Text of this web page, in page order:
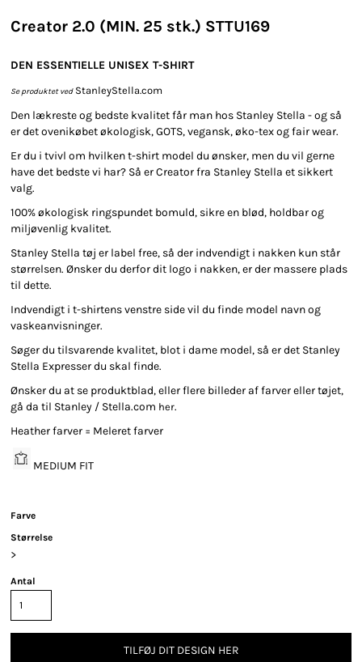
Creator 2.0 (MIN. 25 stk.) STTU169
DEN ESSENTIELLE UNISEX T-SHIRT
Se produktet vedStanleyStella.com
Den lækreste og bedste kvalitet får man hos Stanley Stella - og så
er det ovenikøbet økologisk, GOTS, vegansk, øko-tex og fair wear.
Er du i tvivl om hvilken t-shirt model du ønsker, men du vil gerne
have det bedste vi har? Så er Creator fra Stanley Stella et sikkert
valg.
100% økologisk ringspundet bomuld, sikre en blød, holdbar og
miljøvenlig kvalitet.
Stanley Stella tøj er label free, så der indvendigt i nakken kun står
størrelsen. Ønsker du derfor dit logo i nakken, er der massere plads
til dette.
Indvendigt i t-shirtens venstre side vil du finde model navn og
vaskeanvisninger.
Søger du tilsvarende kvalitet, blot i dame model, så er det Stanley
Stella Expresser du skal finde.
Ønsker du at se produktblad, eller flere billeder af farver eller tøjet,
gå da til Stanley / Stella.com her.
Heather farver = Meleret farver
MEDIUM FIT
Farve
Størrelse
>
Antal
TILFØJ DIT DESIGN HER